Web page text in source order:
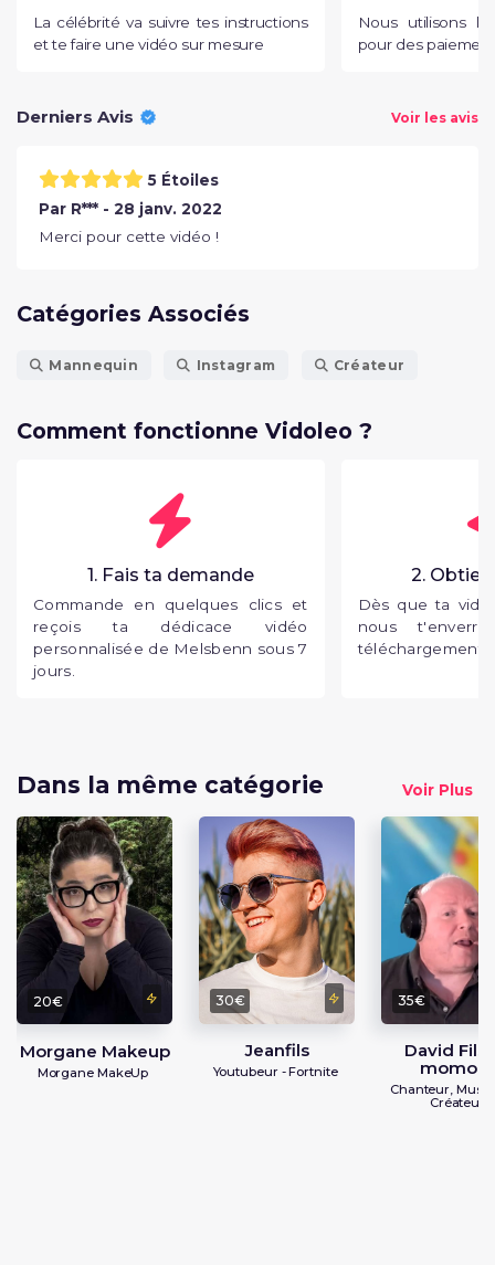
La célébrité va suivre tes instructions
et te faire une vidéo sur mesure
Nous utilisons le
pour des
Derniers Avis Voir les avis
5 Étoiles
Par R*** - 28 janv. 2022
Merci pour cette vidéo !
Catégories Associés
Mannequin Instagram Créateur
Comment fonctionne Vidoleo ?
1. Fais ta demande
Commande en quelques clics et
reçois ta dédicace vidéo
personnalisée de Melsbenn sous 7
jours.
2.
Dès que ta
nous
téléchargement
Dans la même catégorie Voir Plus
20€
Morgane Makeup
Morgane MakeUp
30€
Jeanfils
Youtubeur - Fortnite
35€
David Fils
Chanteur,
Créateur